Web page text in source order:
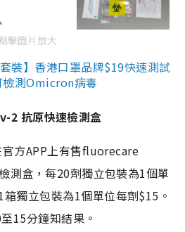
擊圖片放大
裝】香港口罩品牌$19快速測試
檢測Omicron病毒
2 抗原快速檢測盒
方APP上有售fluorecare
測盒，每20劑獨立包裝為1個單
獨立包裝為1個單位每劑$15。
15分鐘知結果。